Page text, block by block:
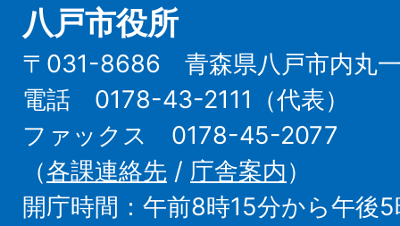
八戸市役所
〒031-8686 青森県八戸市内丸一
電話 0178-43-2111（代表）
ファックス 0178-45-2077
（各課連絡先 / 庁舎案内）
開庁時間：午前8時15分から午後5